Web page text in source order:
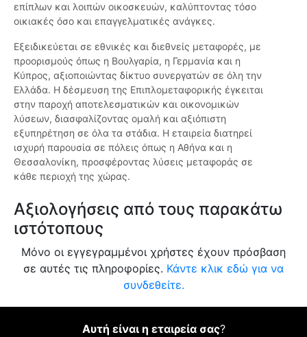
επίπλων και λοιπών οικοσκευών, καλύπτοντας τόσο
οικιακές όσο και επαγγελματικές ανάγκες.
Εξειδικεύεται σε εθνικές και διεθνείς μεταφορές, με
προορισμούς όπως η Βουλγαρία, η Γερμανία και η
Κύπρος, αξιοποιώντας δίκτυο συνεργατών σε όλη την
Ελλάδα. Η δέσμευση της Επιπλομεταφορικής έγκειται
στην παροχή αποτελεσματικών και οικονομικών
λύσεων, διασφαλίζοντας ομαλή και αξιόπιστη
εξυπηρέτηση σε όλα τα στάδια. Η εταιρεία διατηρεί
ισχυρή παρουσία σε πόλεις όπως η Αθήνα και η
Θεσσαλονίκη, προσφέροντας λύσεις μεταφοράς σε
κάθε περιοχή της χώρας.
Αξιολογήσεις από τους παρακάτω
ιστότοπους
Μόνο οι εγγεγραμμένοι χρήστες έχουν πρόσβαση
σε αυτές τις πληροφορίες. Κάντε κλικ εδώ για να
συνδεθείτε.
Αυτή είναι η εταιρεία σας?